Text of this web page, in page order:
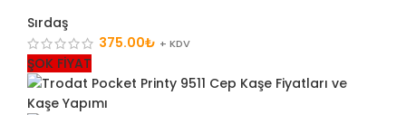
Sırdaş
375.00₺ + KDV
ŞOK FİYAT